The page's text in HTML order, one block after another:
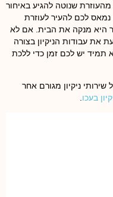
שנוטה להגיע באיחור
לכם להעיר לעוזרת
היא מנקה את הבית. אם לא
עבודות הניקיון בצורה
תמיד יש לכם זמן כדי ללכת
ניקיון מגורם אחר
בעכו.